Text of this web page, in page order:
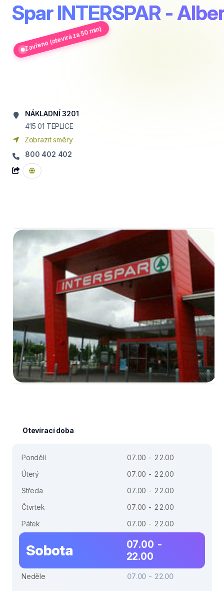
Spar INTERSPAR -
Zavřeno (otevírá za 50 min)
NÁKLADNÍ 3201
415 01 TEPLICE
Zobrazit směry
800 402 402
Otevírací doba
Pondělí
07.00 - 22.00
Úterý
07.00 - 22.00
Středa
07.00 - 22.00
Čtvrtek
07.00 - 22.00
Pátek
07.00 - 22.00
Sobota
07.00 -
22.00
Neděle 07.00 - 22.00